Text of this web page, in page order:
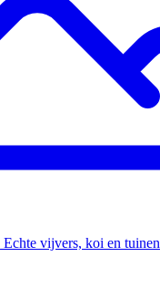
Echte vijvers, koi en